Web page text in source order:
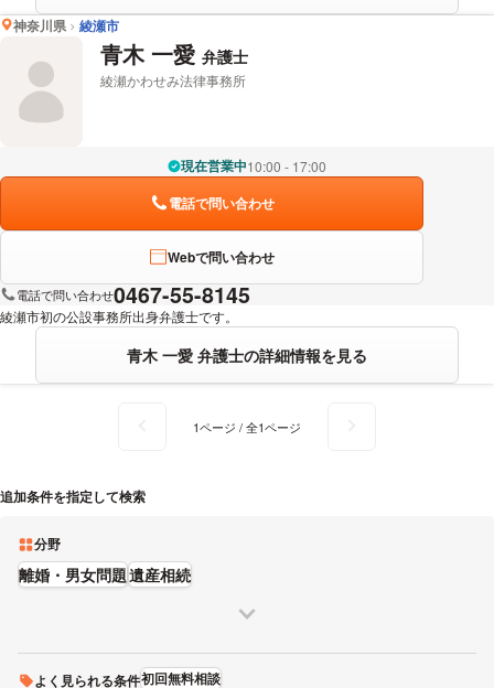
神奈川県 綾瀬市
青木 一愛 弁護士
綾瀬かわせみ法律事務所
現在営業中10:00 - 17:00
電話で問い合わせ
Webで問い合わせ
電話で問い合わせ0467-55-8145
綾瀬市初の公設事務所出身弁護士です。
青木 一愛 弁護士の詳細情報を見る
1ページ / 全1ページ
追加条件を指定して検索
分野
離婚・男女問題遺産相続
よく見られる条件初回無料相談